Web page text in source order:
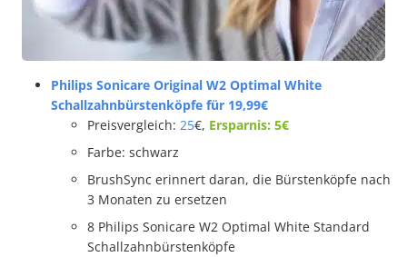
Philips Sonicare Original W2 Optimal White
Schallzahnbürstenköpfe für 19,99€
Preisvergleich: 25€, Ersparnis: 5€
Farbe: schwarz
BrushSync erinnert daran, die Bürstenköpfe nach
3 Monaten zu ersetzen
8 Philips Sonicare W2 Optimal White Standard
Schallzahnbürstenköpfe